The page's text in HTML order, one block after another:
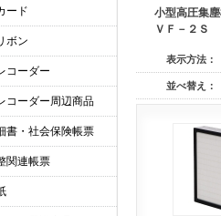
小型高圧集
ＶＦ－２Ｓ
表示方法：
並べ替え：
ード
ボン
コーダー
コーダー周辺商品
書・社会保険帳票
関連帳票